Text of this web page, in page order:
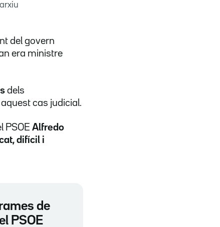
del govern
era ministre
dels
cas judicial.
PSOE Alfredo
difícil i
de
PSOE